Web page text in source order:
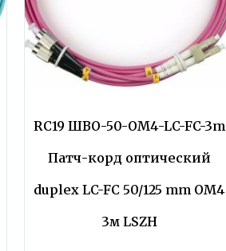
RC19 ШВО-50-OM4-LC-FC-3m
Патч-корд оптический
duplex LC-FC 50/125 mm OM4
3м LSZH